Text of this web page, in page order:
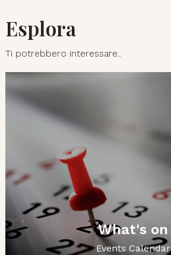
Esplora
Ti potrebbero interessare..
What's on
Events Calendar